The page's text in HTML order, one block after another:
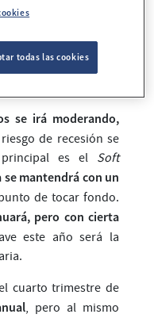
frente a la
política
se irá moderando,
de recesión se
es el Soft
se mantendrá con un
de tocar fondo.
pero con cierta
este año será la
cuarto trimestre de
, pero al mismo
todas las cookies